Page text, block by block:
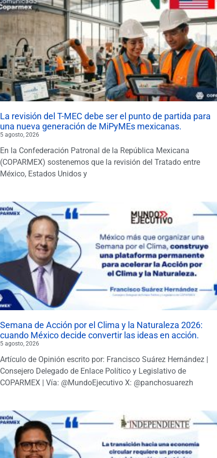
La revisión del T-MEC debe ser el punto de partida para
una nueva generación de MiPyMEs mexicanas.
5 agosto, 2026
En la Confederación Patronal de la República Mexicana
(COPARMEX) sostenemos que la revisión del Tratado entre
México, Estados Unidos y
Semana de Acción por el Clima y la Naturaleza 2026:
cuando México decide convertir las ideas en acción.
5 agosto, 2026
Artículo de Opinión escrito por: Francisco Suárez Hernández |
Consejero Delegado de Enlace Político y Legislativo de
COPARMEX | Vía: @MundoEjecutivo X: @panchosuarezh